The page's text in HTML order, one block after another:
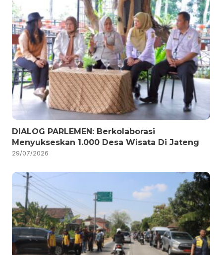
DIALOG PARLEMEN: Berkolaborasi
Menyukseskan 1.000 Desa Wisata Di Jateng
29/07/2026